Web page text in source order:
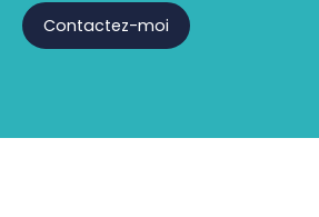
Contactez-moi